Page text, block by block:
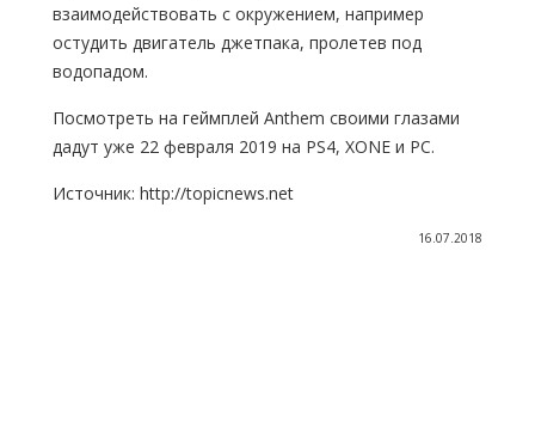
взаимодействовать с окружением, например
остудить двигатель джетпака, пролетев под
водопадом.
Посмотреть на геймплей Anthem своими глазами
дадут уже 22 февраля 2019 на PS4, XONE и PC.
Источник: http://topicnews.net
16.07.2018